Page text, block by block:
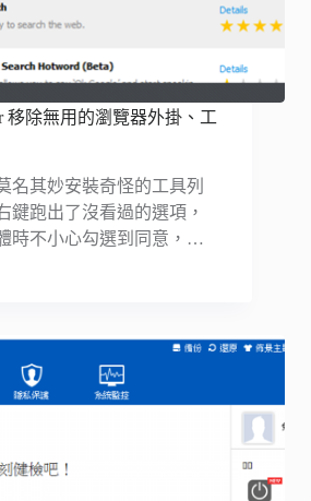
移除無用的瀏覽器外掛、工
名其妙安裝奇怪的工具列
鍵跑出了沒看過的選項，
時不小心勾選到同意，…